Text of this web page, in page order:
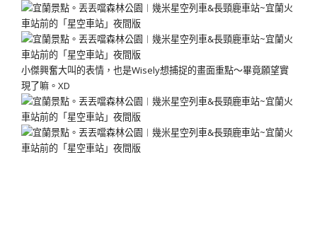
小傑興奮大叫的表情，也是Wisely想捕捉的畫面重點～畢竟願望實
現了嘛。XD